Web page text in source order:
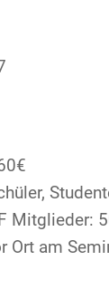
Mitglieder:
Ort am